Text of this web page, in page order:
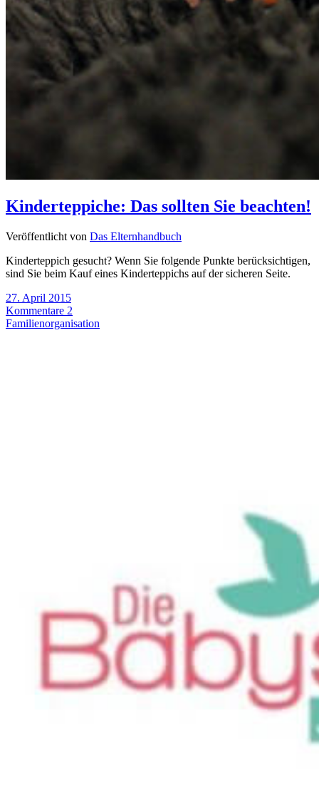
Kinderteppiche: Das sollten Sie beachten!
Veröffentlicht von Das Elternhandbuch
Kinderteppich gesucht? Wenn Sie folgende Punkte berücksichtigen,
sind Sie beim Kauf eines Kinderteppichs auf der sicheren Seite.
27. April 2015
Kommentare 2
Familienorganisation